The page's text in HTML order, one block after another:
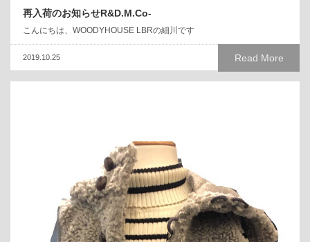
再入荷のお知らせR&D.M.Co-
こんにちは、WOODYHOUSE LBRの細川です
Read More
2019.10.25